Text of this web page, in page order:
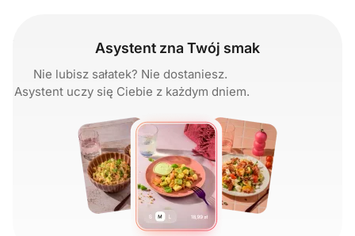
Asystent zna Twój smak
Nie lubisz sałatek? Nie dostaniesz.
Asystent uczy się Ciebie z każdym dniem.